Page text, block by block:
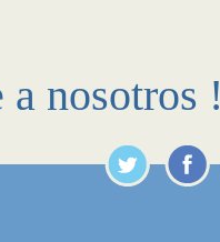
a nosotros !